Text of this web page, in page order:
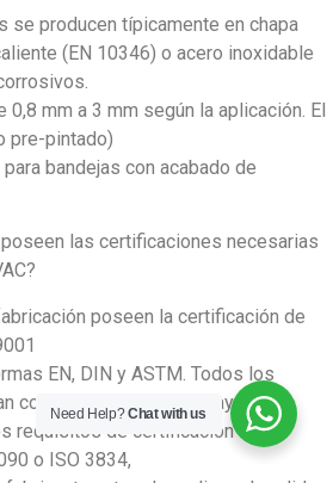
se producen típicamente en chapa
(EN 10346) o acero inoxidable
mm a 3 mm según la aplicación. El
pre-pintado)
bandejas con acabado de
las certificaciones necesarias
poseen la certificación de
EN, DIN y ASTM. Todos los
con certificados de ensayo de
requisitos de certificación
o ISO 3834,
Need Help?Chat with us